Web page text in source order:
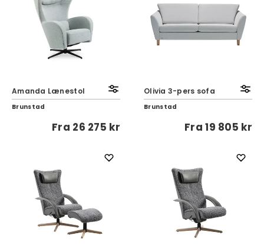
Amanda Lænestol
Brunstad
Fra 26 275 kr
Olivia 3-pers sofa
Brunstad
Fra19 805 kr